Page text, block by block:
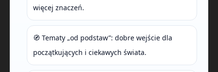
więcej znaczeń.
🧭 Tematy „od podstaw”: dobre wejście dla
początkujących i ciekawych świata.